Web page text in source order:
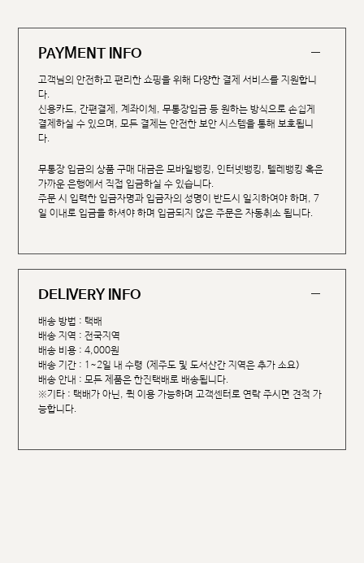
PAYMENT INFO
고객님의 안전하고 편리한 쇼핑을 위해 다양한 결제 서비스를 지원합니
다.
신용카드, 간편결제, 계좌이체, 무통장입금 등 원하는 방식으로 손쉽게
결제하실 수 있으며, 모든 결제는 안전한 보안 시스템을 통해 보호됩니
다.
무통장 입금의 상품 구매 대금은 모바일뱅킹, 인터넷뱅킹, 텔레뱅킹 혹은
가까운 은행에서 직접 입금하실 수 있습니다.
주문 시 입력한 입금자명과 입금자의 성명이 반드시 일치하여야 하며, 7
일 이내로 입금을 하셔야 하며 입금되지 않은 주문은 자동취소 됩니다.
DELIVERY INFO
배송 방법 : 택배
배송 지역 : 전국지역
배송 비용 : 4,000원
배송 기간 : 1~2일 내 수령 (제주도 및 도서산간 지역은 추가 소요)
배송 안내 : 모든 제품은 한진택배로 배송됩니다.
※기타 : 택배가 아닌, 퀵 이용 가능하며 고객센터로 연락 주시면 견적 가
능합니다.